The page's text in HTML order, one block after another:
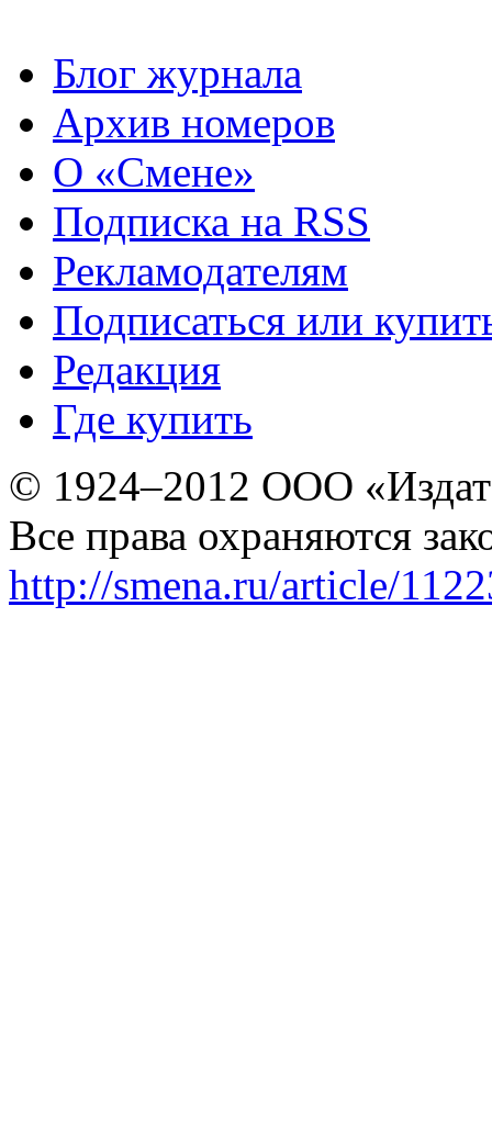
Блог журнала
Архив номеров
О «Смене»
Подписка на RSS
Рекламодателям
Подписаться или
Редакция
Где купить
© 1924–2012 ООО
Все права охраняются
http://smena.ru/article/